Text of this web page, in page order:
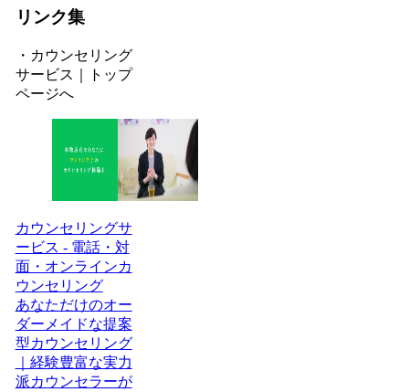
リンク集
・カウンセリング
サービス｜トップ
ページへ
カウンセリングサ
ービス - 電話・対
面・オンラインカ
ウンセリング
あなただけのオー
ダーメイドな提案
型カウンセリング
｜経験豊富な実力
派カウンセラーが